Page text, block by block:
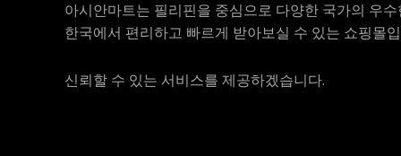
아시안마트는 필리핀을 중심으로 다양한 국가의 우
한국에서 편리하고 빠르게 받아보실 수 있는 쇼핑몰
신뢰할 수 있는 서비스를 제공하겠습니다.